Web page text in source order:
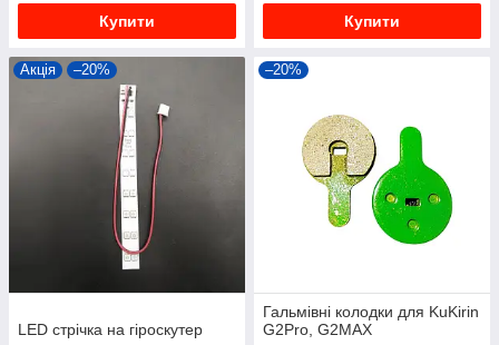
Купити Купити
Акція –20%
LED стрічка на гіроскутер
–20%
Гальмівні колодки для KuKirin
G2Pro, G2MAX